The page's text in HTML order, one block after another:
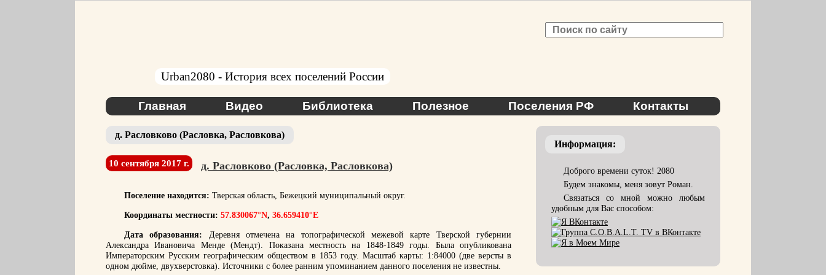
Urban2080 - История всех поселений России
Главная Видео Библиотека Полезное Поселения РФ Контакты
д. Расловково (Расловка, Расловкова)
10 сентября 2017 г. д. Расловково (Расловка, Расловкова)
Поселение находится: Тверская область, Бежецкий муниципальный округ.
Координаты местности: 57.830067°N, 36.659410°E
Дата образования: Деревня отмечена на топографической межевой карте Тверской губернии
Александра Ивановича Менде (Мендт). Показана местность на 1848-1849 годы. Была опубликована
Императорским Русским географическим обществом в 1853 году. Масштаб карты: 1:84000 (две версты в
одном дюйме, двухверстовка). Источники с более ранним упоминанием данного поселения не известны.
Информация:
Доброго времени суток! 2080
Будем знакомы, меня зовут Роман.
Связаться со мной можно любым
удобным для Вас способом: